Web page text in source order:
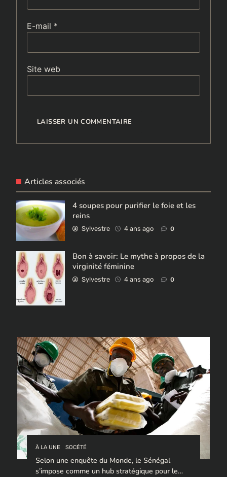
E-mail *
Site web
Articles associés
4 soupes pour purifier le foie et les
reins
Sylvestre 4 ans ago 0
Bon à savoir: Le mythe à propos de la
virginité féminine
Sylvestre 4 ans ago 0
À LA UNE SOCÉTÉ
Selon une enquête du Monde, le Sénégal
s’impose comme un hub stratégique pour le